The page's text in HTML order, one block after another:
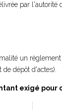
par l'autorité
un
dépôt d'actes).
exigé